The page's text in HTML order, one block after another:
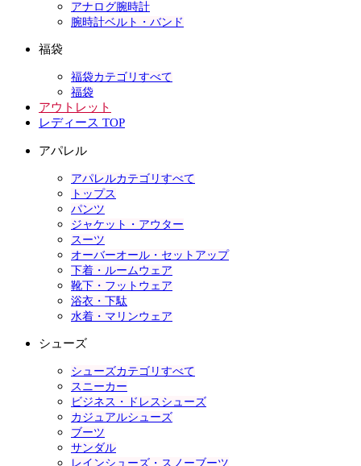
アナログ腕時計
腕時計ベルト・バンド
福袋
福袋カテゴリすべて
福袋
アウトレット
レディース TOP
アパレル
アパレルカテゴリすべて
トップス
パンツ
ジャケット・アウター
スーツ
オーバーオール・セットアップ
下着・ルームウェア
靴下・フットウェア
浴衣・下駄
水着・マリンウェア
シューズ
シューズカテゴリすべて
スニーカー
ビジネス・ドレスシューズ
カジュアルシューズ
ブーツ
サンダル
レインシューズ・スノーブーツ